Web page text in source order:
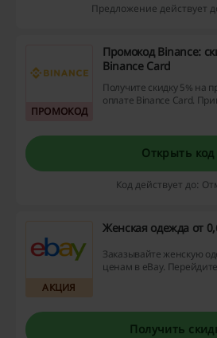
Предложение действует
ПРОМОКОД
Промокод Binance:
Binance Card
Получите скидку 5% на
оплате Binance Card.
Открыть код
Код действует до:
АКЦИЯ
Женская одежда от
Заказывайте женскую
ценам в еBay.
Получить